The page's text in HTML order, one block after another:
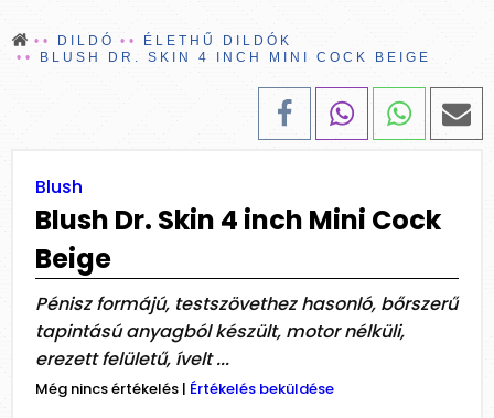
DILDÓ
ÉLETHŰ DILDÓK
BLUSH DR. SKIN 4 INCH MINI COCK BEIGE
Blush
Blush Dr. Skin 4 inch Mini Cock
Beige
Pénisz formájú, testszövethez hasonló, bőrszerű
tapintású anyagból készült, motor nélküli,
erezett felületű, ívelt ...
Még nincs értékelés | Értékelés beküldése